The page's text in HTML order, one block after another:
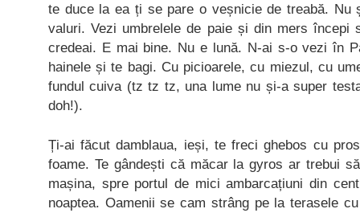
te duce la ea ți se pare o veșnicie de treabă. Nu
valuri. Vezi umbrelele de paie și din mers
credeai. E mai bine. Nu e lună. N-ai s-o vezi în
hainele și te bagi. Cu picioarele, cu miezul, cu
fundul cuiva (tz tz tz, una lume nu și-a super
doh!).
Ți-ai făcut damblaua, ieși, te freci ghebos cu
foame. Te gândești că măcar la gyros ar trebui
mașina, spre portul de mici ambarcațiuni din
noaptea. Oamenii se cam strâng pe la terasele